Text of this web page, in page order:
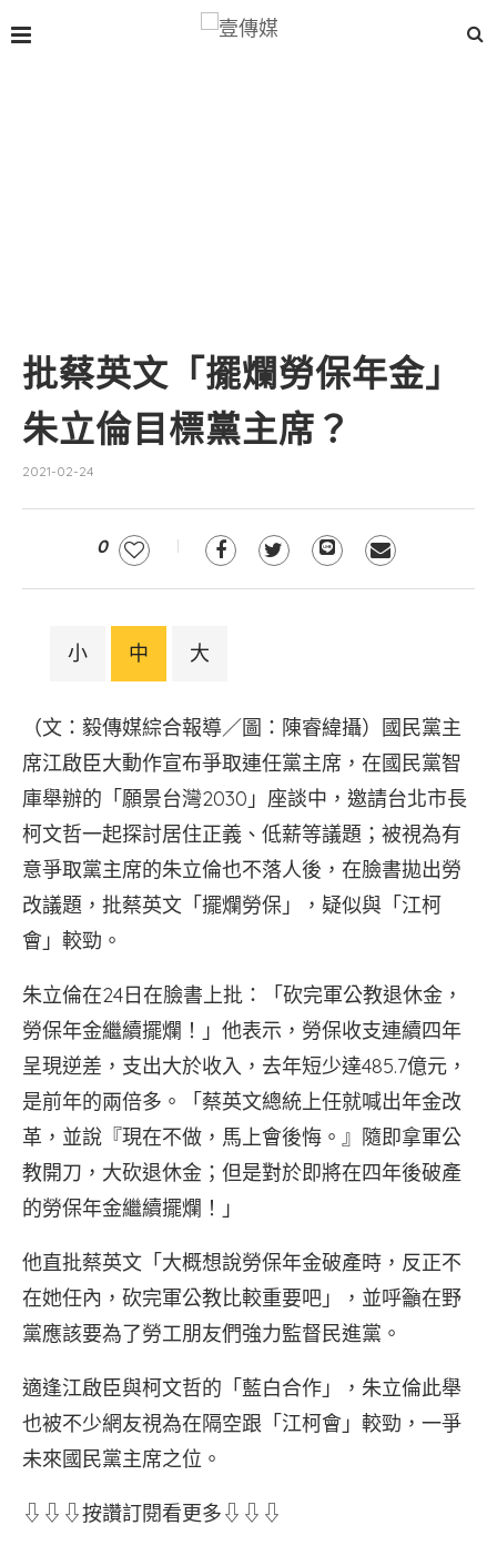
批蔡英文「擺爛勞保年金」
朱立倫目標黨主席？
2021-02-24
0
小 中 大
（文：毅傳媒綜合報導／圖：陳睿緯攝）國民黨主
席江啟臣大動作宣布爭取連任黨主席，在國民黨智
庫舉辦的「願景台灣2030」座談中，邀請台北市長
柯文哲一起探討居住正義、低薪等議題；被視為有
意爭取黨主席的朱立倫也不落人後，在臉書拋出勞
改議題，批蔡英文「擺爛勞保」，疑似與「江柯
會」較勁。
朱立倫在24日在臉書上批：「砍完軍公教退休金，
勞保年金繼續擺爛！」他表示，勞保收支連續四年
呈現逆差，支出大於收入，去年短少達485.7億元，
是前年的兩倍多。「蔡英文總統上任就喊出年金改
革，並說『現在不做，馬上會後悔。』隨即拿軍公
教開刀，大砍退休金；但是對於即將在四年後破產
的勞保年金繼續擺爛！」
他直批蔡英文「大概想說勞保年金破產時，反正不
在她任內，砍完軍公教比較重要吧」，並呼籲在野
黨應該要為了勞工朋友們強力監督民進黨。
適逢江啟臣與柯文哲的「藍白合作」，朱立倫此舉
也被不少網友視為在隔空跟「江柯會」較勁，一爭
未來國民黨主席之位。
⇩⇩⇩按讚訂閱看更多⇩⇩⇩